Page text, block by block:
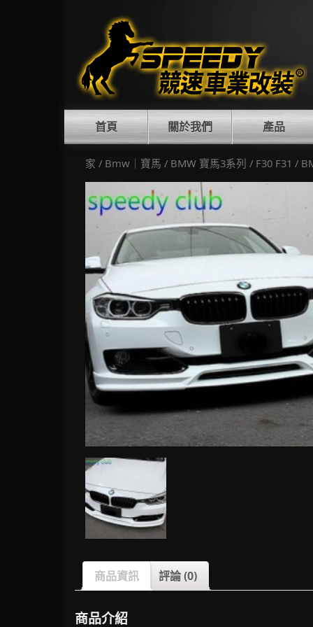
首頁 關於我們 產品
家 / Bmw｜寶馬 / BMW 寶馬3系列 / F30 F31 /
商品資訊 評論 (0)
商品介紹